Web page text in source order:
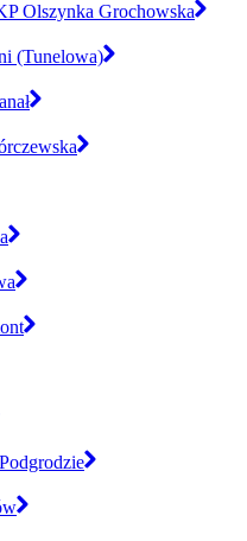
Olszynka Grochowska
(Tunelowa)